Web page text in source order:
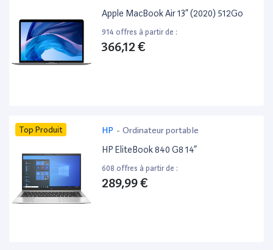
Apple MacBook Air 13” (2020) 512Go
914 offres à partir de :
366,12 €
Top Produit HP - Ordinateur portable
HP EliteBook 840 G8 14”
608 offres à partir de :
289,99 €